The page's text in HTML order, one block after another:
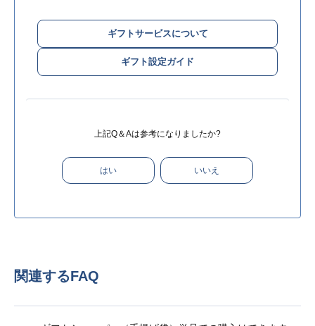
ギフトサービスについて
ギフト設定ガイド
上記Q＆Aは参考になりましたか?
はい いいえ
関連するFAQ